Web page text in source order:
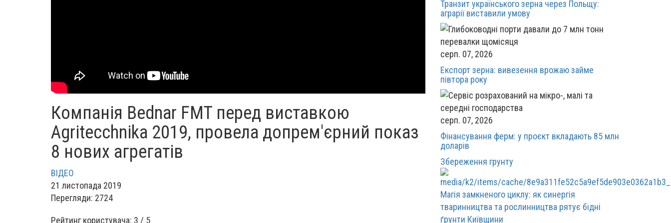
Компанія Bednar FMT перед виставкою
Аgritecchnika 2019, провела допрем'єрний показ
8 нових агрегатів
ВІДЕО
21 листопада 2019
Перегляди: 2724
Рейтинг користувача: 3 / 5
Транзит українського зерна через Польщу:
аграрії виставили умову
серп. 07, 2026
Експорт зерна: вивезення врожаю займе
півтора року
серп. 07, 2026
Фінансування ферм: у проєкт вкладають 85 млн
доларів
Збереження грунту
Магія замкненого циклу: як синергія
тваринництва та рослинництва рятує бідні
ґрунти Київщини